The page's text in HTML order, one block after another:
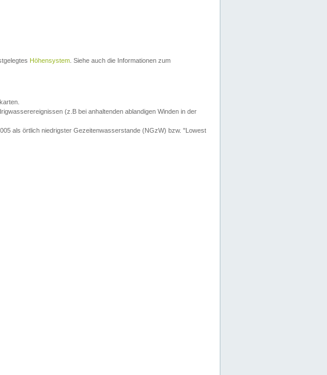
Höhensystem . Siehe auch die Informationen zum
(z.B bei anhaltenden ablandigen Winden in der
als örtlich niedrigster Gezeitenwasserstande (NGzW) bzw. "Lowest